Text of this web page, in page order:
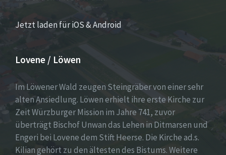
Jetzt laden für iOS & Android
Lovene / Löwen
Im Löwener Wald zeugen Steingräber von einer sehr
alten Ansiedlung. Löwen erhielt ihre erste Kirche zur
Zeit Würzburger Mission im Jahre 741, zuvor
überträgt Bischof Unwan das Lehen in Ditmarsen und
Engeri bei Lovene dem Stift Heerse. Die Kirche ad.s.
Kilian gehört zu den ältesten des Bistums. Weitere